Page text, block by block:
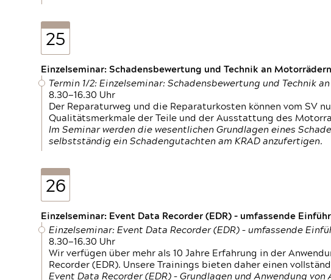
25
Einzelseminar: Schadensbewertung und Technik an
Termin 1/2: Einzelseminar: Schadensbewertung und Technik
8.30—16.30 Uhr
Der Reparaturweg und die Reparaturkosten können vom SV
Qualitätsmerkmale der Teile und der Ausstattung des
Im Seminar werden die wesentlichen Grundlagen eines
selbstständig ein Schadengutachten am KRAD anzufertigen.
26
Einzelseminar: Event Data Recorder (EDR) – umfassende
Einzelseminar: Event Data Recorder (EDR) – umfassende
8.30—16.30 Uhr
Wir verfügen über mehr als 10 Jahre Erfahrung in der
Recorder (EDR). Unsere Trainings bieten daher einen
Event Data Recorder (EDR) – Grundlagen und Anwendung von